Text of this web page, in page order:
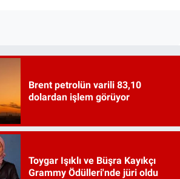
Brent petrolün varili 83,10
dolardan işlem görüyor
Toygar Işıklı ve Büşra Kayıkçı
Grammy Ödülleri'nde jüri oldu